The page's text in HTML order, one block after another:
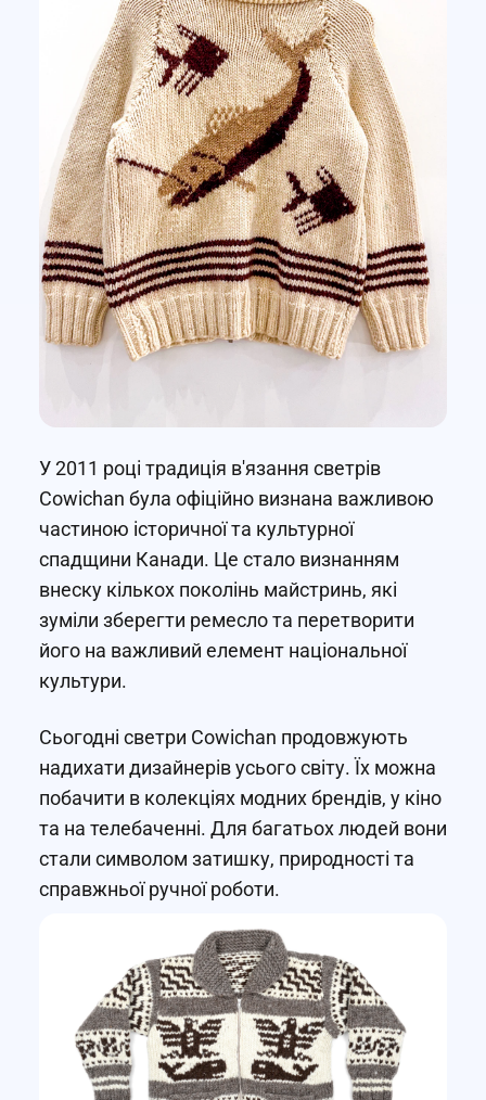
У 2011 році традиція в'язання светрів
Cowichan була офіційно визнана важливою
частиною історичної та культурної
спадщини Канади. Це стало визнанням
внеску кількох поколінь майстринь, які
зуміли зберегти ремесло та перетворити
його на важливий елемент національної
культури.
Сьогодні светри Cowichan продовжують
надихати дизайнерів усього світу. Їх можна
побачити в колекціях модних брендів, у кіно
та на телебаченні. Для багатьох людей вони
стали символом затишку, природності та
справжньої ручної роботи.